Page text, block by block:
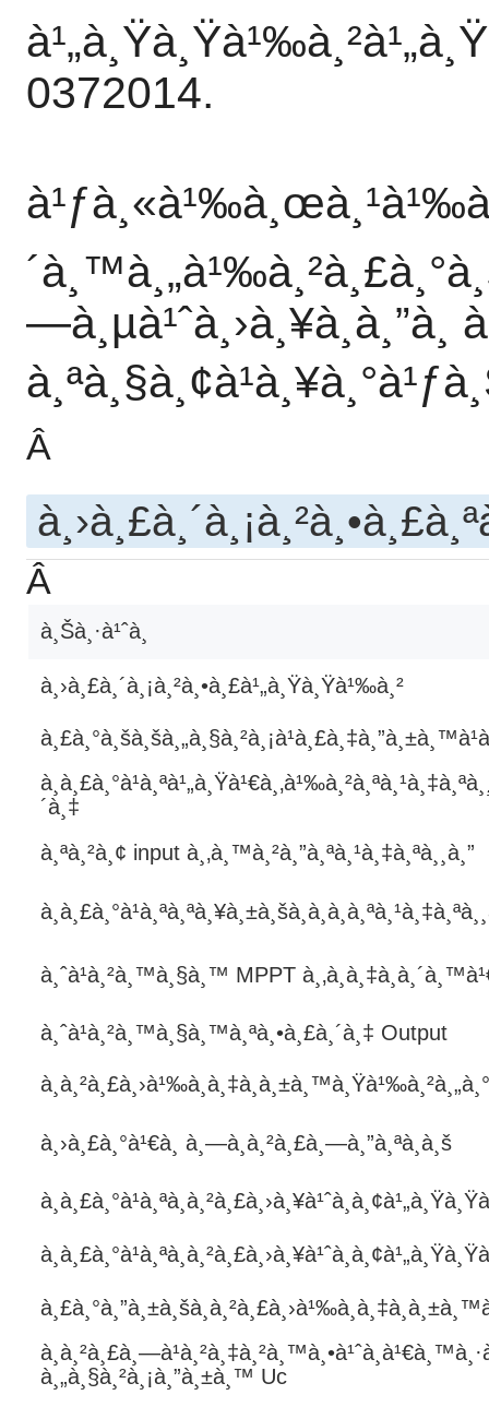
0372014.
Â
Â
à¸Šà¸·à¹ˆà¸­
à¸›à¸£à¸´à¸¡à¸²à¸•à¸£à¹„à¸Ÿà¸Ÿà¹‰à¸²
´à¸‡
à¸ªà¸²à¸¢ input à¸‚à¸™à¸²à¸”à¸ªà¸¹à¸‡à¸ªà¸¸à¸”
à¸ˆà¹à¸²à¸™à¸§à¸™ MPPT
à¸ˆà¹à¸²à¸™à¸§à¸™à¸ªà¸•à¸£à¸´à¸‡ Output
à¸›à¸£à¸°à¹€à¸ à¸—à¸à¸²à¸£à¸—à¸”à¸ªà¸­à¸š
à¸„à¸§à¸²à¸¡à¸”à¸±à¸™ Uc